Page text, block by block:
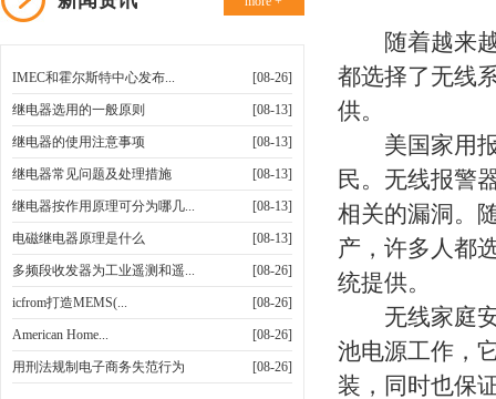
IMEC和霍尔斯特中心发布... [08-26]
继电器选用的一般原则 [08-13]
继电器的使用注意事项 [08-13]
继电器常见问题及处理措施 [08-13]
继电器按作用原理可分为哪几... [08-13]
电磁继电器原理是什么 [08-13]
多频段收发器为工业遥测和遥... [08-26]
icfrom打造MEMS(... [08-26]
American Home... [08-26]
用刑法规制电子商务失范行为 [08-26]
随着越来越
都选择了无线
供。
美国家用报
民。无线报警
相关的漏洞。
产，许多人都
统提供。
无线家庭安
池电源工作，
装，同时也保